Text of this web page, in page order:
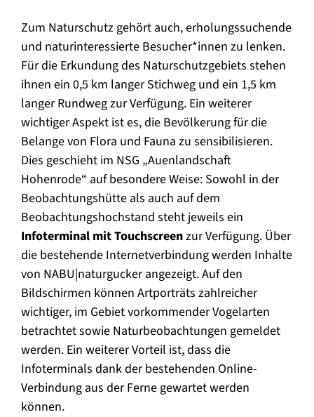
Zum Naturschutz gehört auch, erholungssuchende
und naturinteressierte Besucher*innen zu lenken.
Für die Erkundung des Naturschutzgebiets stehen
ihnen ein 0,5 km langer Stichweg und ein 1,5 km
langer Rundweg zur Verfügung. Ein weiterer
wichtiger Aspekt ist es, die Bevölkerung für die
Belange von Flora und Fauna zu sensibilisieren.
Dies geschieht im NSG „Auenlandschaft
Hohenrode“ auf besondere Weise: Sowohl in der
Beobachtungshütte als auch auf dem
Beobachtungshochstand steht jeweils ein
Infoterminal mit Touchscreenzur Verfügung. Über
die bestehende Internetverbindung werden Inhalte
von NABU|naturgucker angezeigt. Auf den
Bildschirmen können Artporträts zahlreicher
wichtiger, im Gebiet vorkommender Vogelarten
betrachtet sowie Naturbeobachtungen gemeldet
werden. Ein weiterer Vorteil ist, dass die
Infoterminals dank der bestehenden Online-
Verbindung aus der Ferne gewartet werden
können.